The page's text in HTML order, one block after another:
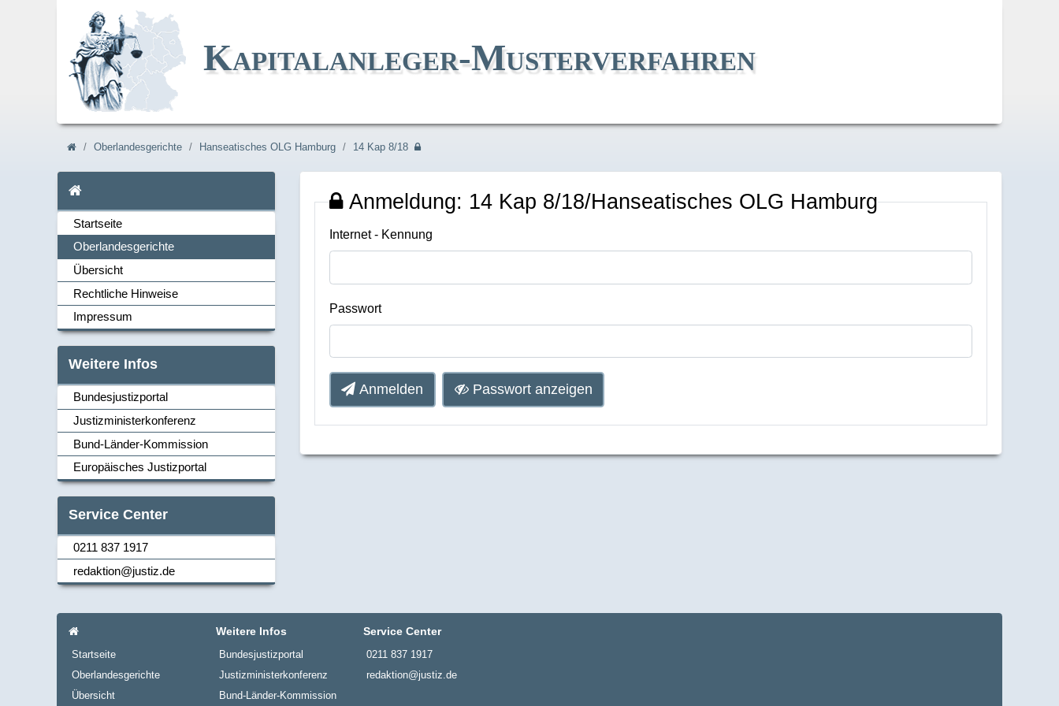
Kapitalanleger-Musterverfahren
Navi_breadcrum
Oberlandesgerichte Hanseatisches OLG Hamburg 14 Kap 8/18
Startseite
Navi_links
Startseite
Oberlandesgerichte
Übersicht
Rechtliche Hinweise
Impressum
Weitere Infos
Navi_links
Bundesjustizportal
Justizministerkonferenz
Bund-Länder-Kommission
Europäisches Justizportal
Service Center
Navi_links
0211 837 1917
redaktion@justiz.de
Anmeldung: 14 Kap 8/18/Hanseatisches OLG Hamburg
Internet - Kennung
Passwort
Anmelden Passwort anzeigen
Navi_footer
Startseite
Oberlandesgerichte
Übersicht
Weitere Infos
Bundesjustizportal
Justizministerkonferenz
Bund-Länder-Kommission
Service Center
0211 837 1917
redaktion@justiz.de